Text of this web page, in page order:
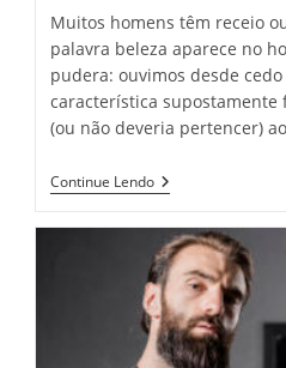
Muitos homens têm receio
palavra beleza aparece no
pudera: ouvimos desde
característica
(ou não deveria pertencer)
Continue Lendo